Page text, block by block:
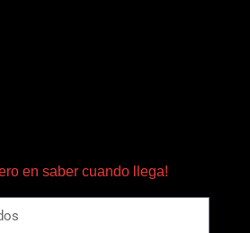
en saber cuando llega!